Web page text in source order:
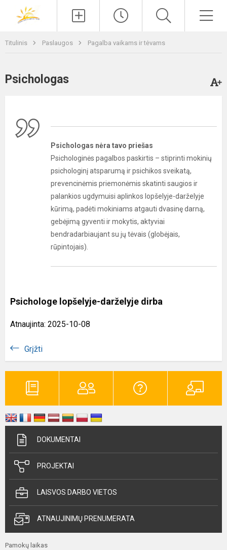
Titulinis Paslaugos Pagalba vaikams ir tėvams
Psichologas
Psichologas nėra tavo priešas
Psichologinės pagalbos paskirtis – stiprinti mokinių
psichologinį atsparumą ir psichikos sveikatą,
prevencinėmis priemonėmis skatinti saugios ir
palankios ugdymuisi aplinkos lopšelyje-darželyje
kūrimą, padėti mokiniams atgauti dvasinę darną,
gebėjimą gyventi ir mokytis, aktyviai
bendradarbiaujant su jų tėvais (globėjais,
rūpintojais).
Psichologe lopšelyje-darželyje dirba
Atnaujinta: 2025-10-08
Grįžti
DOKUMENTAI
PROJEKTAI
LAISVOS DARBO VIETOS
ATNAUJINIMŲ PRENUMERATA
Pamokų laikas